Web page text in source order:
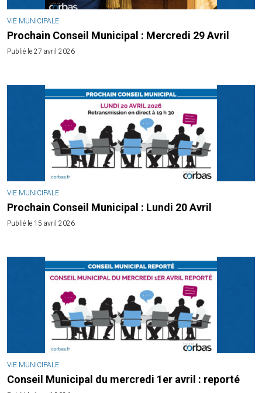
VIE MUNICIPALE
Prochain Conseil Municipal : Mercredi 29 Avril
Publié le 27 avril 2026
VIE MUNICIPALE
Prochain Conseil Municipal : Lundi 20 Avril
Publié le 15 avril 2026
VIE MUNICIPALE
Conseil Municipal du mercredi 1er avril : reporté